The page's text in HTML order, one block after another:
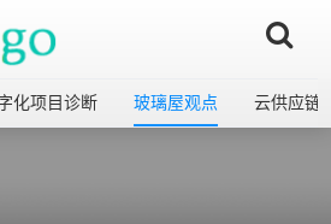
化项目诊断 玻璃屋观点 云供应链